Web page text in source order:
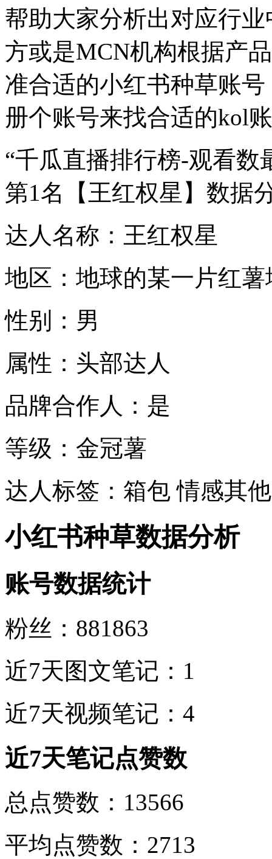
帮助大家分析出对应行
方或是MCN机构根据产
准合适的小红书种草账
册个账号来找合适的kol
“千瓜直播排行榜-观看数
第1名【王红权星】数据
达人名称：王红权星
地区：地球的某一片红薯
性别：男
属性：头部达人
品牌合作人：是
等级：金冠薯
达人标签：箱包 情感其
小红书种草数据分析
账号数据统计
粉丝：881863
近7天图文笔记：1
近7天视频笔记：4
近7天笔记点赞数
总点赞数：13566
平均点赞数：2713